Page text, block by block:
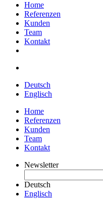
Home
Referenzen
Kunden
Team
Kontakt
Deutsch
Englisch
Home
Referenzen
Kunden
Team
Kontakt
Newsletter
Deutsch
Englisch